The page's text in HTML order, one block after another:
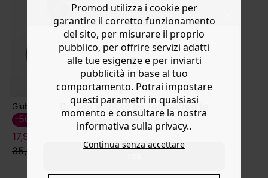
Do you want to be redirected to
www.promod.com ?
Giubbotto smanicato eco design
17,99 €
35,99 €
-50%
Promod utilizza i cookie per
garantire il corretto funzionamento
del sito, per misurare il proprio
pubblico, per offrire servizi adatti
alle tue esigenze e per inviarti
pubblicità in base al tuo
comportamento. Potrai impostare
questi parametri in qualsiasi
momento e consultare la nostra
informativa sulla privacy..
Continua senza accettare